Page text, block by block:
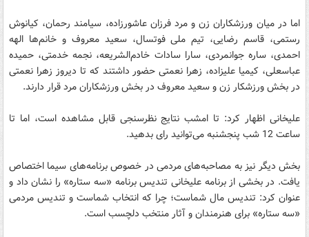
اما در میان ورزشکاران زن و مرد فرزان عاشورزاده، سیامند رحمان، کیانوش
رستمی، قاسم رضایی، تیم ملی فوتسال، سعید معروف و خانم‌ها الهه
احمدی، ساره جوانمردی، سارا سادات خادم‌الشریعه، نجمه خدمتی، حمیده
عباسعلی، کیمیا علیزاده، زهرا نعمتی حضور داشتند که تا دیروز زهرا نعمتی
در بخش ورزشکار زن و سعید معروف در بخش ورزشکاران مرد قرار دارند.
علیخانی اظهار کرد: تا امشب نتایج نظرسنجی قابل مشاهده است، اما تا
ساعت 12 شب پنجشنبه می‌توانید رای بدهید.
بخش دیگر نیز به مصاحبه‌های مردمی در خصوص برنامه‌های سیما اختصاص
یافت. در بخشی از برنامه علیخانی تندیس برنامه «سه ستاره» را نشان داد و
عنوان کرد: تندیس مال شماست؛ چرا که انتخاب شماست و تندیس مردمی
«سه ستاره» برای هنرمندان و آثار منتخب دلچسب است.